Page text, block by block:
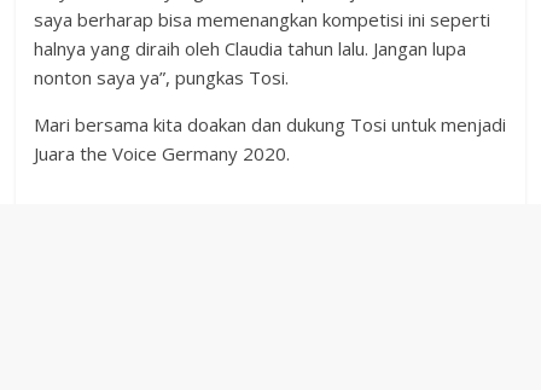
saya berharap bisa memenangkan kompetisi ini seperti
halnya yang diraih oleh Claudia tahun lalu. Jangan lupa
nonton saya ya”, pungkas Tosi.
Mari bersama kita doakan dan dukung Tosi untuk menjadi
Juara the Voice Germany 2020.